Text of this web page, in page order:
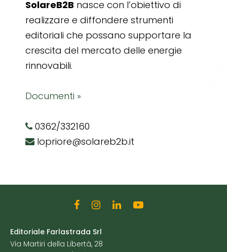
SolareB2B nasce con l’obiettivo di
realizzare e diffondere strumenti
editoriali che possano supportare la
crescita del mercato delle energie
rinnovabili.
Documenti »
0362/332160
lopriore@solareb2b.it
Editoriale Farlastrada Srl
Via Martiri della Libertà, 28